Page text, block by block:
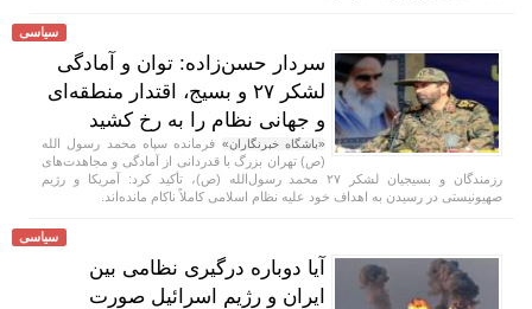
سیاسی
سردار حسن‌زاده: توان و آمادگی
لشکر ۲۷ و بسیج، اقتدار منطقه‌ای
و جهانی نظام را به رخ کشید
«باشگاه خبرنگاران» فرمانده سپاه محمد رسول الله
(ص) تهران بزرگ با قدردانی از آمادگی و مجاهدت‌های
رزمندگان و بسیجیان لشکر ۲۷ محمد رسول‌الله (ص)، تأکید کرد: آمریکا و رژیم
صهیونیستی در رسیدن به اهداف خود علیه نظام اسلامی کاملاً ناکام مانده‌اند.
سیاسی
آیا دوباره درگیری نظامی بین
ایران و رژیم اسرائیل صورت